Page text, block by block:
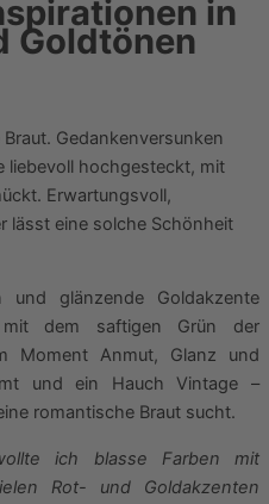
in
Goldtönen
Gedankenversunken
liebevoll hochgesteckt, mit
Erwartungsvoll,
lässt eine solche Schönheit
glänzende Goldakzente
mit dem saftigen Grün der
Moment Anmut, Glanz und
und ein Hauch Vintage –
romantische Braut sucht.
ich blasse Farben mit
Rot- und Goldakzenten